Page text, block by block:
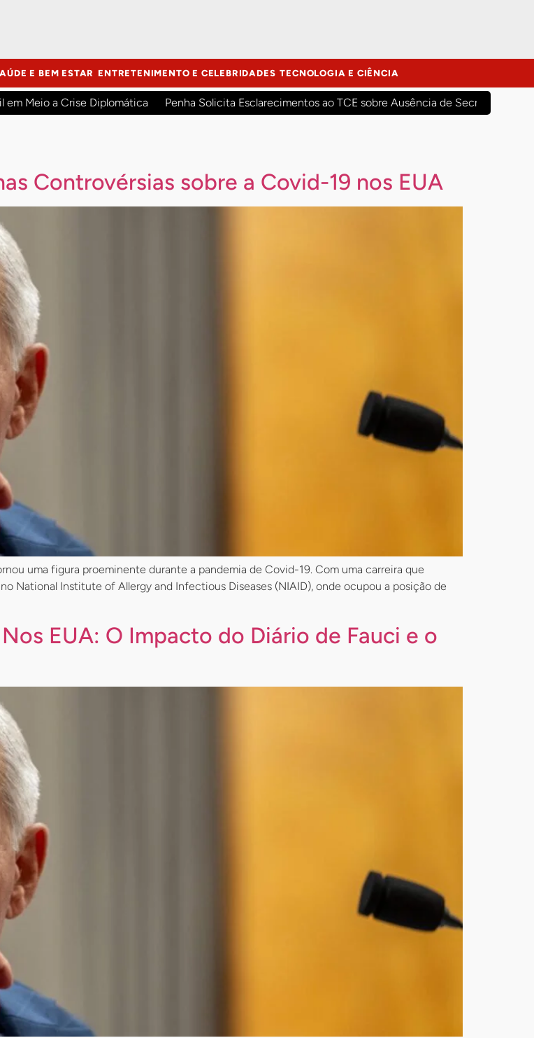
E BEM ESTAR ENTRETENIMENTO E CELEBRIDADES TECNOLOGIA E CIÊNCIA
em Meio a Crise Diplomática Penha Solicita Esclarecimentos ao TCE sobre Ausência de Secretários
Controvérsias sobre a Covid-19 nos EUA
uma figura proeminente durante a pandemia de Covid-19. Com uma carreira que
National Institute of Allergy and Infectious Diseases (NIAID), onde ocupou a posição de
EUA: O Impacto do Diário de Fauci e o